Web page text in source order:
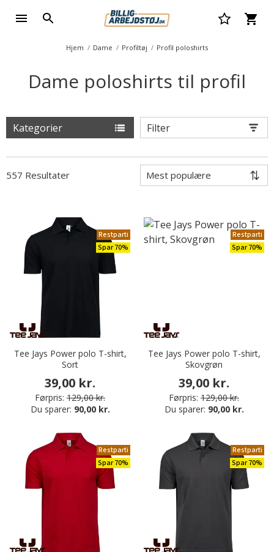
Hjem Dame Profiltøj Profil poloshirts
Dame poloshirts til profil
Kategorier Filter
557 Resultater
Restparti
Spar 70%
Tee Jays Power polo T-shirt,
Sort
39,00 kr.
Førpris: 129,00 kr.
Du sparer: 90,00 kr.
Restparti
Spar 70%
Tee Jays Power polo T-shirt,
Skovgrøn
39,00 kr.
Førpris: 129,00 kr.
Du sparer: 90,00 kr.
Restparti
Spar 70%
Restparti
Spar 70%